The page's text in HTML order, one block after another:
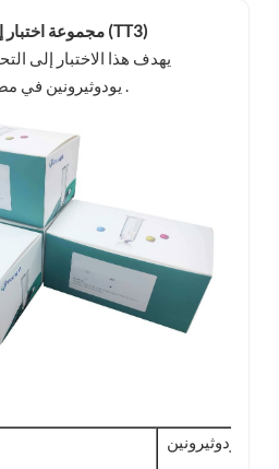
مجموعة اختبار إجمالي ثلاثي يودوثيرونين (TT3)
يهدف هذا الاختبار إلى